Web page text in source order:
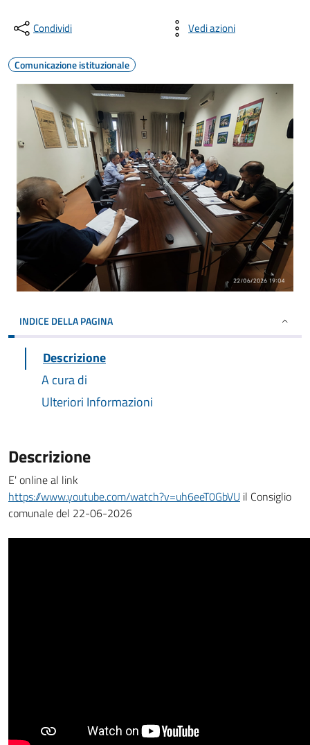
Condividi Vedi azioni
Comunicazione istituzionale
INDICE DELLA PAGINA
Descrizione
A cura di
Ulteriori Informazioni
Descrizione
E' online al link
https://www.youtube.com/watch?v=uh6eeT0GbVU il Consiglio
comunale del 22-06-2026